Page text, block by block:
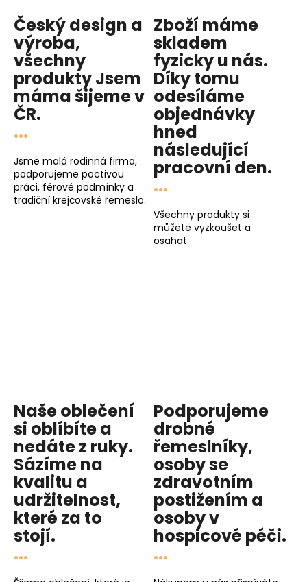
Český design a
výroba,
všechny
produktyJsem
mámašijeme v
ČR.
...
Jsme malá rodinná firma,
podporujeme poctivou
práci, férové podmínky a
tradiční krejčovské řemeslo.
Zboží máme
skladem
fyzicky u nás.
Díky tomu
odesíláme
objednávky
hned
následující
pracovní den.
...
Všechny produkty si
můžete vyzkoušet a
osahat.
Naše oblečení
si oblíbíte a
nedáte z ruky.
Sázíme na
kvalitu a
udržitelnost,
které za to
stojí.
...
Podporujeme
drobné
řemeslníky,
osoby se
zdravotním
postižením a
osoby v
hospicové péči.
...